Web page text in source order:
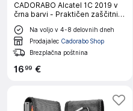
CADORABO Alcatel 1C 2019 v
črna barvi - Praktičen zaščitni
ovitek s karabinom Ovitek
ovitka z držalom za pisalo
Na voljo v 4-8 delovnih dneh
Prodajalec Cadorabo Shop
Brezplačna poštnina
1699 €